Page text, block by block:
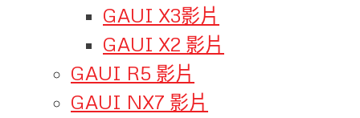
GAUI X3影片
GAUI X2 影片
GAUI R5 影片
GAUI NX7 影片